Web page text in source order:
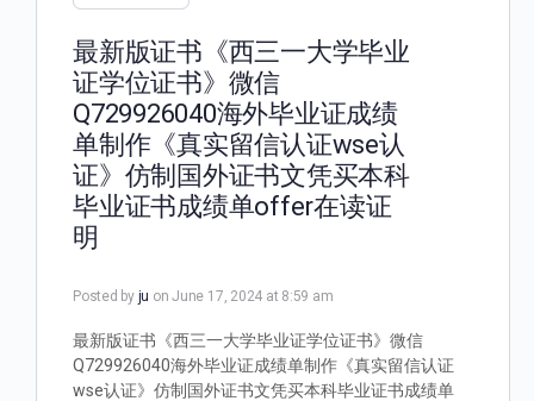
最新版证书《西三一大学毕业
证学位证书》微信
Q729926040海外毕业证成绩
单制作《真实留信认证wse认
证》仿制国外证书文凭买本科
毕业证书成绩单offer在读证
明
Posted by ju on June 17, 2024 at 8:59 am
最新版证书《西三一大学毕业证学位证书》微信
Q729926040海外毕业证成绩单制作《真实留信认证
wse认证》仿制国外证书文凭买本科毕业证书成绩单